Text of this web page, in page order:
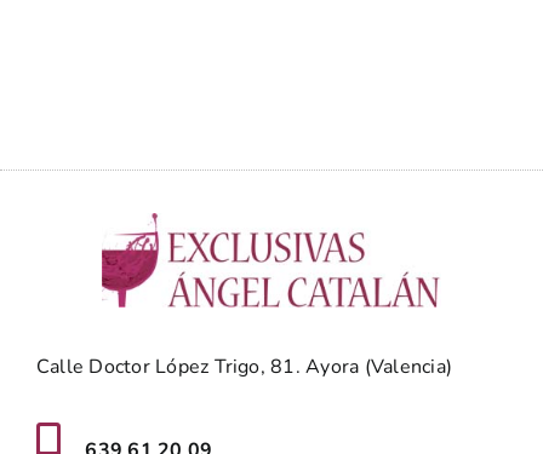
Calle Doctor López Trigo, 81. Ayora (Valencia)